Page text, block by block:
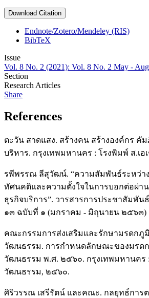
Download Citation
Endnote/Zotero/Mendeley (RIS)
BibTeX
Issue
Vol. 8 No. 2 (2021): Vol. 8 No. 2 May -
Section
Research Articles
Share
References
ตะวัน สาดแสง. สร้างคน สร้างองค์กร คั
บริหาร. กรุงเทพมหานคร : โรงพิมพ์ ส.เอ
รพีพรรณ ลีสุวัฒน์. “ความสัมพันธ์ระหว่าง
ทัศนคติและความตั้งใจในการบอกต่อผ่า
ธุรกิจบริการ”. วารสารการประชาสัมพั
๑๓ ฉบับที่ ๑ (มกราคม - มิถุนายน ๒๕๖๓)
คณะกรรมการส่งเสริมและรักษามรดก
วัฒนธรรม. การกำหนดลักษณะของมรด
วัฒนธรรม พ.ศ. ๒๕๖๐. กรุงเทพมหานคร
วัฒนธรรม, ๒๕๖๐.
ศิริวรรณ เสรีรัตน์ และคณะ. กลยุทธ์การ